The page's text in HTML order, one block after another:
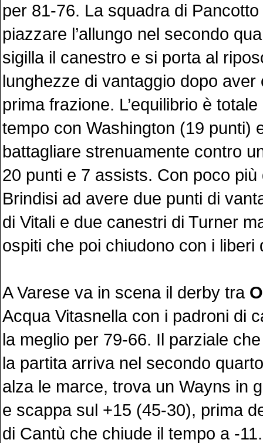
per 81-76. La squadra di
piazzare l’allungo nel secondo
sigilla il canestro e si porta al
lunghezze di vantaggio dopo aver
prima frazione. L’equilibrio è
tempo con Washington (19 punti)
battagliare strenuamente contro
20 punti e 7 assists. Con poco più
Brindisi ad avere due punti di
di Vitali e due canestri di Turner
ospiti che poi chiudono con i liberi
A Varese va in scena il derby tra
Acqua Vitasnella con i padroni di
la meglio per 79-66. Il parziale
la partita arriva nel secondo
alza le marce, trova un Wayns in
e scappa sul +15 (45-30), prima
di Cantù che chiude il tempo a -11.